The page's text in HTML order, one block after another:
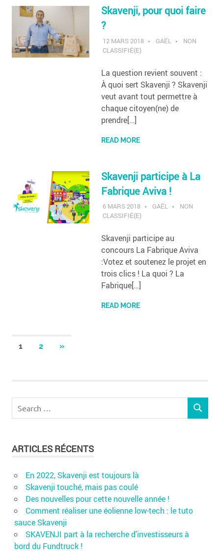
Skavenji, pour quoi faire
?
12 MARS 2018 GAËL
NON
CLASSIFIÉ(E)
La question revient souvent :
À quoi sert Skavenji ? Skavenji
veut avant tout permettre à
chaque citoyen(ne) de
prendre[…]
READ MORE
Skavenji participe à La
Fabrique Aviva !
6 MARS 2018 GAËL
NON
CLASSIFIÉ(E)
Skavenji participe au
concours La Fabrique Aviva
:Votez et soutenez le projet en
trois clics ! La quoi ? La
Fabrique[…]
READ MORE
Navigation
1 2
NEXT
»
for:
SEARCH
ARTICLES RÉCENTS
En 2022, Skavenji est toujours là
Skavenji touché, mais pas coulé
Des nouvelles pour cette nouvelle année !
Comment réaliser une éolienne low-tech : le tuto
sauce Skavenji
SKAVENJI part à la recherche d’investisseurs à
bord du Fundtruck !